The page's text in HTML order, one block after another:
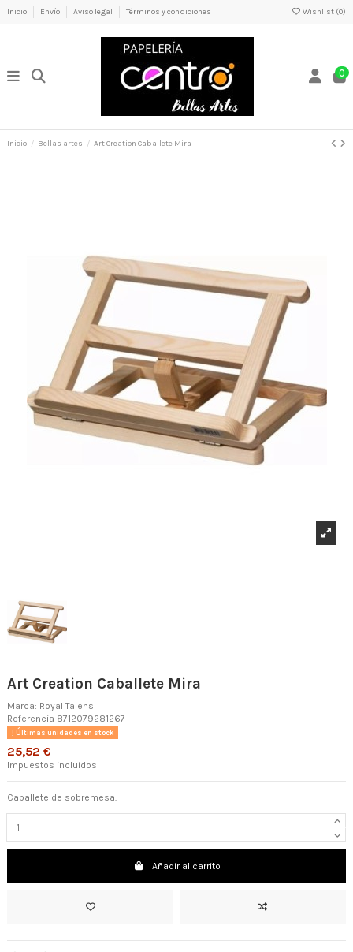
Inicio Envío Aviso legal Términos y condiciones Wishlist (0)
0
Inicio Bellas artes Art Creation Caballete Mira
Art Creation Caballete Mira
Marca: Royal Talens
Referencia 8712079281267
Últimas unidades en stock
25,52 €
Impuestos incluidos
Caballete de sobremesa.
Añadir al carrito